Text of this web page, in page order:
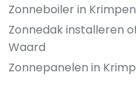
Zonneboiler in
Zonnedak installeren
Waard
Zonnepanelen in